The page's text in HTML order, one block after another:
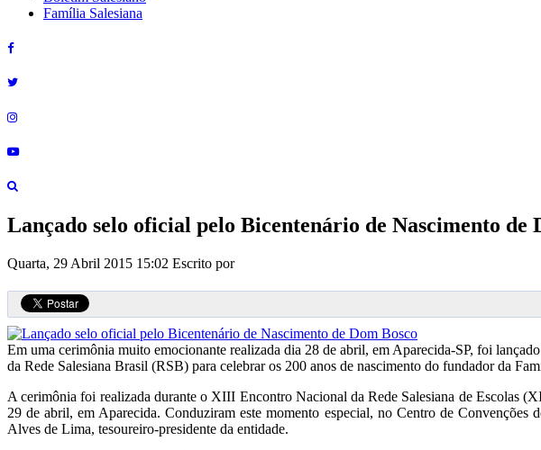
Família Salesiana
Lançado selo oficial pelo Bicentenário de Nascimento de
Quarta, 29 Abril 2015 15:02 Escrito por
Em uma cerimônia muito emocionante realizada dia 28 de abril, em Aparecida-SP, foi
da Rede Salesiana Brasil (RSB) para celebrar os 200 anos de nascimento do fundador da
A cerimônia foi realizada durante o XIII Encontro Nacional da Rede Salesiana de Escolas
29 de abril, em Aparecida. Conduziram este momento especial, no Centro de
Alves de Lima, tesoureiro-presidente da entidade.